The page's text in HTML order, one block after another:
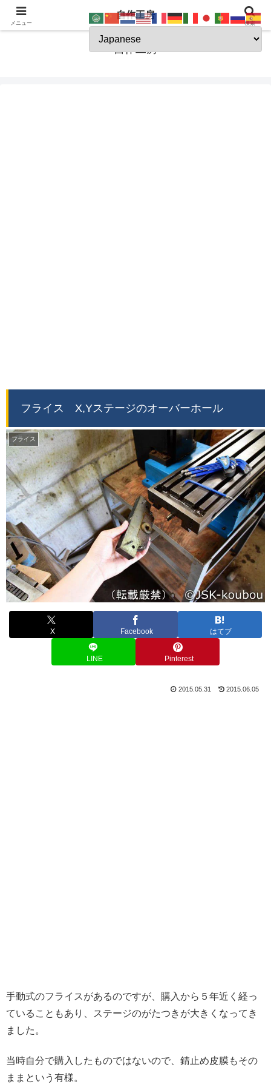
JSK-koubou
自作工房
フライス X,Yステージのオーバーホール
フライス
X Facebook はてブ
LINE Pinterest
2015.05.31 2015.06.05
手動式のフライスがあるのですが、購入から５年近く経っ
ていることもあり、ステージのがたつきが大きくなってき
ました。
当時自分で購入したものではないので、錆止め皮膜もその
ままという有様。
メニュー
自作工房
検索